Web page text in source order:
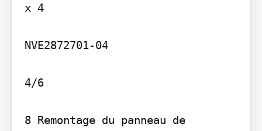
x 4
NVE2872701-04
4/6
8 Remontage du panneau de